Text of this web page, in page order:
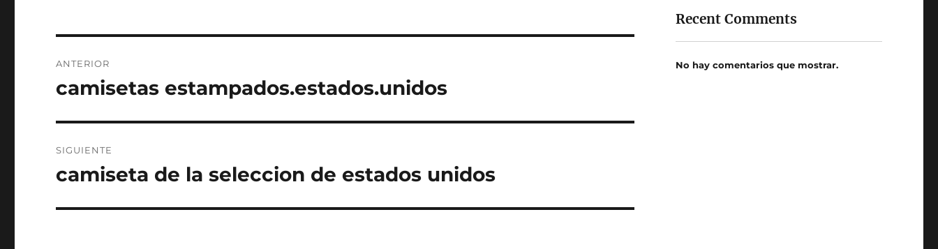
de
ANTERIOR
Entrada
camisetas estampados.estados.unidos
SIGUIENTE
Entrada
camiseta de la seleccion de estados unidos
Recent Comments
No hay comentarios que mostrar.